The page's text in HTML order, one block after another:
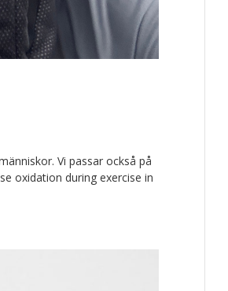
Vi passar också på
oxidation during exercise in